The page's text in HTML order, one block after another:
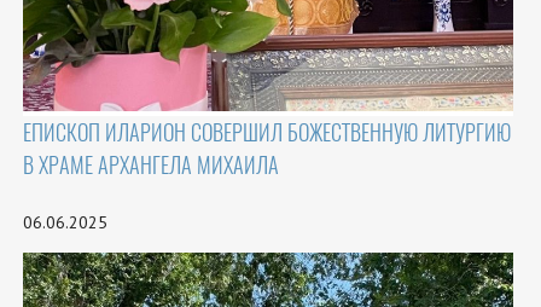
ЕПИСКОП ИЛАРИОН СОВЕРШИЛ БОЖЕСТВЕННУЮ ЛИТУРГИЮ
В ХРАМЕ АРХАНГЕЛА МИХАИЛА
06.06.2025